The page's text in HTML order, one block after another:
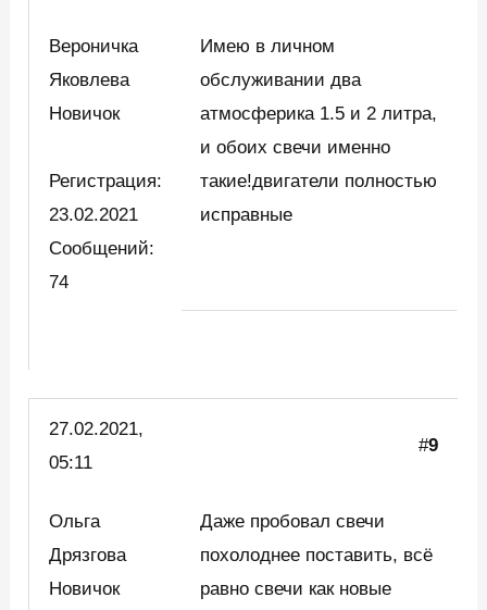
Вероничка
Яковлева
Новичок
Регистрация:
23.02.2021
Сообщений:
74
Имею в личном
обслуживании два
атмосферика 1.5 и 2 литра,
и обоих свечи именно
такие!двигатели полностью
исправные
27.02.2021,
05:11
#9
Ольга
Дрязгова
Новичок
Даже пробовал свечи
похолоднее поставить, всё
равно свечи как новые